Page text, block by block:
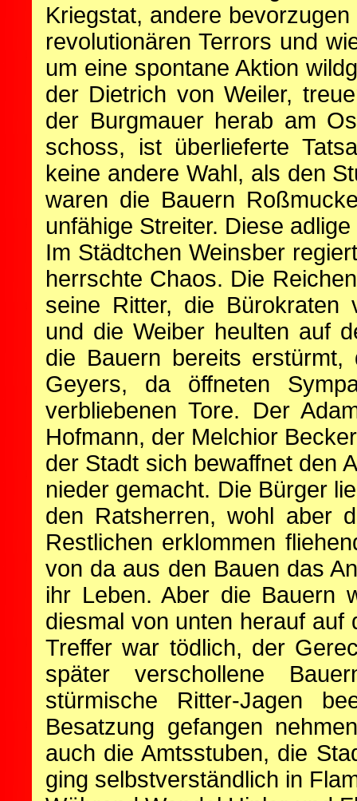
Kriegstat, andere
revolutionären Terrors und
um eine spontane Aktion
der Dietrich von Weiler,
der Burgmauer herab am
schoss, ist überlieferte
keine andere Wahl, als den
waren die Bauern
unfähige Streiter. Diese
Im Städtchen Weinsber
herrschte Chaos. Die
seine Ritter, die Bürokraten
und die Weiber heulten auf
die Bauern bereits
Geyers, da öffneten
verbliebenen Tore. Der
Hofmann, der Melchior
der Stadt sich bewaffnet den
nieder gemacht. Die Bürger
den Ratsherren, wohl aber
Restlichen erklommen
von da aus den Bauen das
ihr Leben. Aber die Bauern
diesmal von unten herauf auf
Treffer war tödlich, der
später verschollene
stürmische Ritter-Jagen
Besatzung gefangen
auch die Amtsstuben, die
ging selbstverständlich in